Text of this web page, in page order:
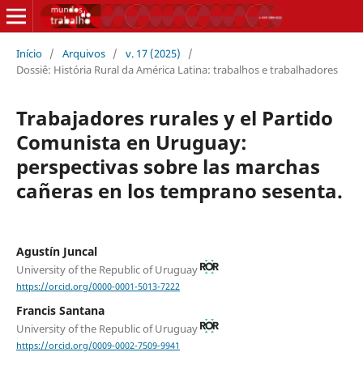
Início / Arquivos / v. 17 (2025)
/
Dossiê: História Rural da América Latina: trabalhos e trabalhadores
Trabajadores rurales y el Partido
Comunista en Uruguay:
perspectivas sobre las marchas
cañeras en los temprano sesenta.
Agustín Juncal
University of the Republic of Uruguay
https://orcid.org/0000-0001-5013-7222
Francis Santana
University of the Republic of Uruguay
https://orcid.org/0009-0002-7509-9941